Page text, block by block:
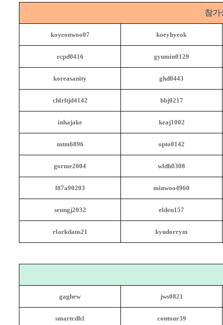
참가
koyeonwoo07 koeyhyeok
rcpd0416 gyumin0129
koreasanity ghd0443
chlrltjd4142 bbj0217
inhajake keaj1002
mtm6896 opto0142
gorme2004 wldh0308
l87a90203 minwoo4960
seungj2032 elden157
rlarkdans21 kyudorrym
gaghew jws0821
smartcdh1 contour39